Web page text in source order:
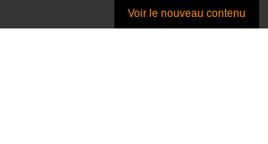
Voir le nouveau contenu